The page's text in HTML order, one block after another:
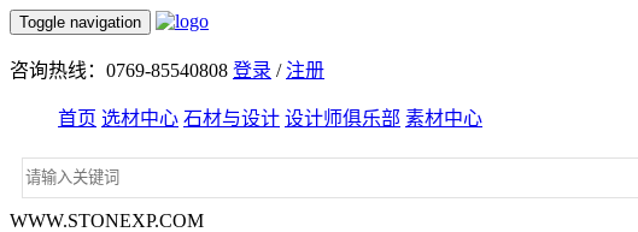
Toggle navigation
咨询热线：0769-85540808 登录 /注册
首页 选材中心 石材与设计 设计师俱乐部 素材中心
WWW.STONEXP.COM